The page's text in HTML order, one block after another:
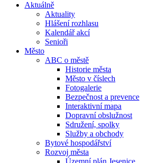
Aktuálně
Aktuality
Hlášení rozhlasu
Kalendář akcí
Senioři
Město
ABC o městě
Historie města
Město v číslech
Fotogalerie
Bezpečnost a prevence
Interaktivní mapa
Dopravní obslužnost
Sdružení, spolky
Služby a obchody
Bytové hospodářství
Rozvoj města
Územní plán Jesenice